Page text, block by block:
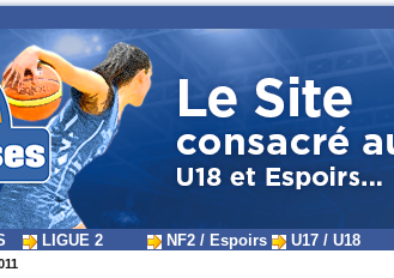
LIGUE 2 NF2 / Espoirs U17 / U18